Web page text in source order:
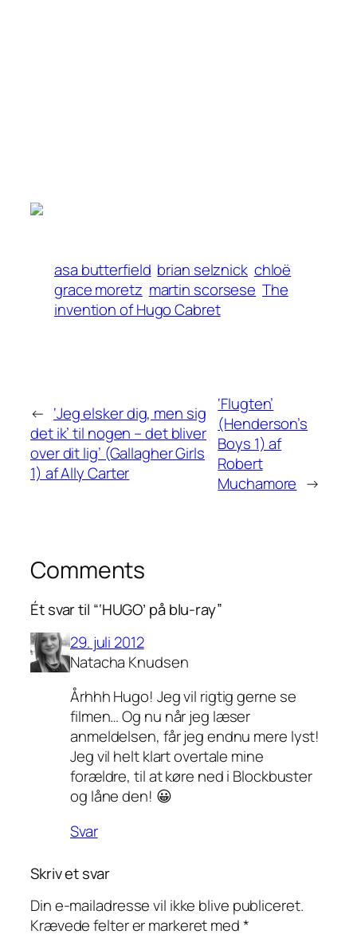
asa butterfield brian selznick chloë
grace moretz martin scorsese The
invention of Hugo Cabret
← ‘Jeg elsker dig, men sig
det ik’ til nogen – det bliver
over dit lig’ (Gallagher Girls
1) af Ally Carter
‘Flugten’
(Henderson’s
Boys 1) af
Robert
Muchamore →
Comments
Ét svar til “‘HUGO’ på blu-ray”
29. juli 2012
Natacha Knudsen
Århhh Hugo! Jeg vil rigtig gerne se
filmen… Og nu når jeg læser
anmeldelsen, får jeg endnu mere lyst!
Jeg vil helt klart overtale mine
forældre, til at køre ned i Blockbuster
og låne den! 😀
Svar
Skriv et svar
Din e-mailadresse vil ikke blive publiceret.
Krævede felter er markeret med*